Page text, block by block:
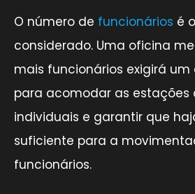
O número de funcionários é
considerado. Uma oficina
mais funcionários exigirá
para acomodar as estações
individuais e garantir que
suficiente para a
funcionários.